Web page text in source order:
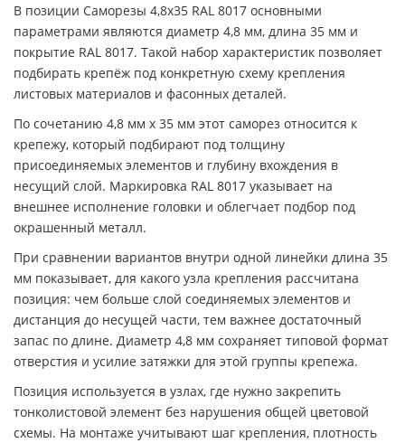
В позиции Саморезы 4,8х35 RAL 8017 основными
параметрами являются диаметр 4,8 мм, длина 35 мм и
покрытие RAL 8017. Такой набор характеристик позволяет
подбирать крепёж под конкретную схему крепления
листовых материалов и фасонных деталей.
По сочетанию 4,8 мм х 35 мм этот саморез относится к
крепежу, который подбирают под толщину
присоединяемых элементов и глубину вхождения в
несущий слой. Маркировка RAL 8017 указывает на
внешнее исполнение головки и облегчает подбор под
окрашенный металл.
При сравнении вариантов внутри одной линейки длина 35
мм показывает, для какого узла крепления рассчитана
позиция: чем больше слой соединяемых элементов и
дистанция до несущей части, тем важнее достаточный
запас по длине. Диаметр 4,8 мм сохраняет типовой формат
отверстия и усилие затяжки для этой группы крепежа.
Позиция используется в узлах, где нужно закрепить
тонколистовой элемент без нарушения общей цветовой
схемы. На монтаже учитывают шаг крепления, плотность